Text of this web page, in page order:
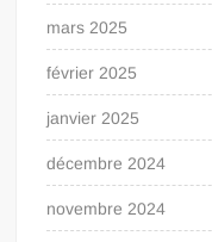
mars 2025
février 2025
janvier 2025
décembre 2024
novembre 2024